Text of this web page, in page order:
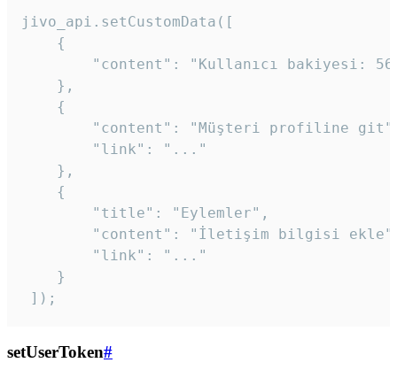
jivo_api.setCustomData([
    {
"content": "Kullanıcı bakiyesi:
    },
    {
"content": "Müşteri profiline
        "link": "..."
    },
    {
        "title": "Eylemler",
"content": "İletişim bilgisi
        "link": "..."
    }
]);
setUserToken#